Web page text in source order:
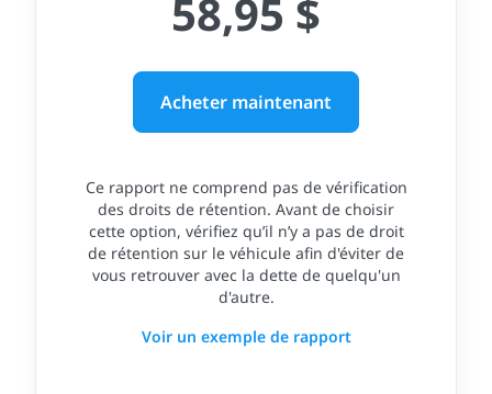
58,95 $
Acheter maintenant
Ce rapport ne comprend pas de vérification
des droits de rétention. Avant de choisir
cette option, vérifiez qu’il n’y a pas de droit
de rétention sur le véhicule afin d'éviter de
vous retrouver avec la dette de quelqu'un
d'autre.
Voir un exemple de rapport